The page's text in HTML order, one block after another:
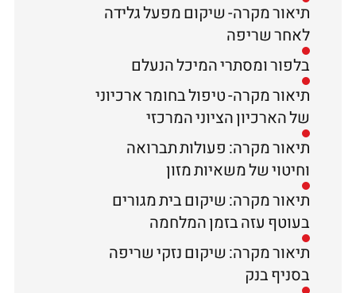
תיאור מקרה- שיקום מפעל גלידה
לאחר שריפה
בלפור ומסתרי המיכל הנעלם
תיאור מקרה- טיפול בחומר ארכיוני
של הארכיון הציוני המרכזי
תיאור מקרה: פעולות תברואה
וחיטוי של משאיות מזון
תיאור מקרה: שיקום בית מגורים
בעוטף עזה בזמן המלחמה
תיאור מקרה: שיקום נזקי שריפה
בסניף בנק